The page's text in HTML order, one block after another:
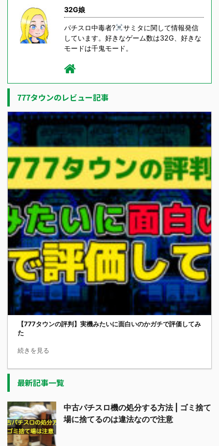
32G娘
パチスロ中毒者?
サミタに関して情報発信
しています。好きなゲーム数は32G、好きな
モードは千鬼モード。
777タウンのレビュー記事
【777タウンの評判】実機みたいに面白いのかガチで評価してみ
た
続きを見る
最新記事一覧
中古パチスロ機の処分する方法 | ゴミ捨て
場に捨てるのは違法なので注意